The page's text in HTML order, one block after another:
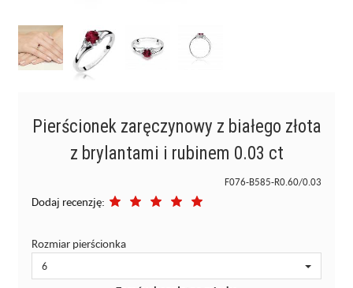
Pierścionek zaręczynowy z białego złota
z brylantami i rubinem 0.03 ct
F076-B585-R0.60/0.03
Dodaj recenzję:
Rozmiar pierścionka
6